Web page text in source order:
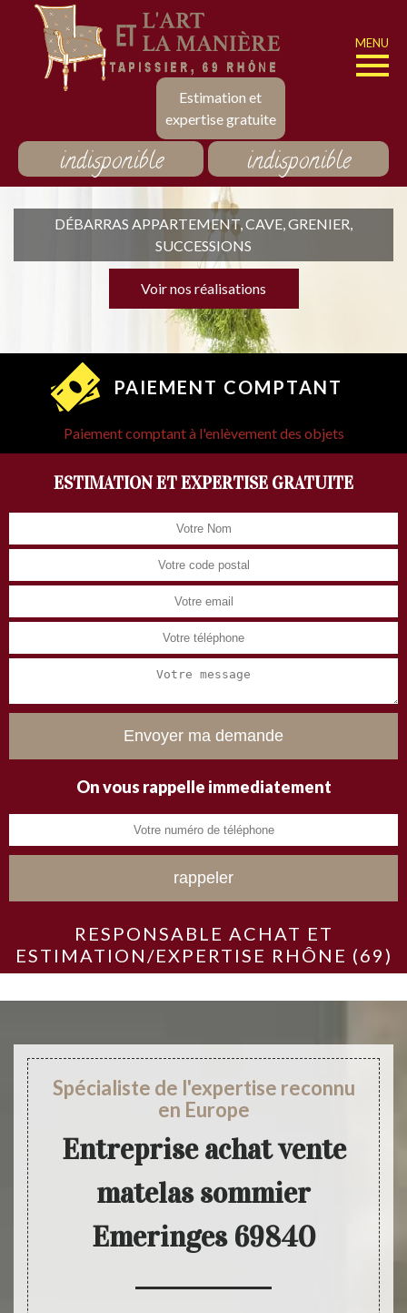
Estimation et
expertise gratuite
MENU
indisponible indisponible
DÉBARRAS APPARTEMENT, CAVE, GRENIER,
SUCCESSIONS
Voir nos réalisations
PAIEMENT COMPTANT
Paiement comptant à l'enlèvement des objets
ESTIMATION ET EXPERTISE GRATUITE
On vous rappelle immediatement
RESPONSABLE ACHAT ET
ESTIMATION/EXPERTISE RHÔNE (69)
Spécialiste de l'expertise reconnu
en Europe
Entreprise achat vente
matelas sommier
Emeringes 69840